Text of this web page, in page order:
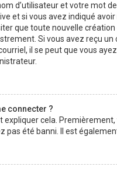
d’utilisateur et votre mot
et si vous avez indiqué
que toute nouvelle
Si vous avez reçu un
il se peut que vous
connecter ?
expliquer cela.
pas été banni. Il est